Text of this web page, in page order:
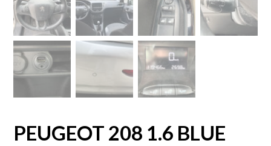
PEUGEOT 208 1.6 BLUE